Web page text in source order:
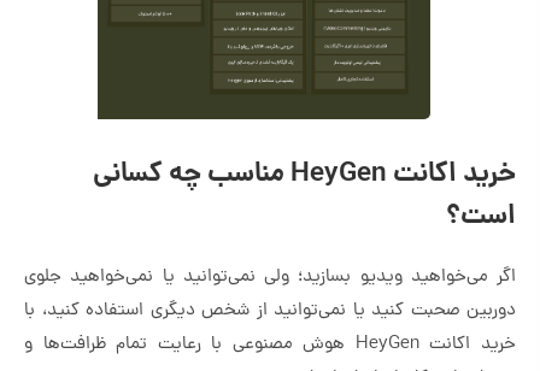
خرید اکانت HeyGen مناسب چه کسانی
است؟
اگر می‌خواهید ویدیو بسازید؛ ولی نمی‌توانید یا نمی‌خواهید جلوی
دوربین صحبت کنید یا نمی‌توانید از شخص دیگری استفاده کنید، با
خرید اکانت HeyGen هوش مصنوعی با رعایت تمام ظرافت‌ها و